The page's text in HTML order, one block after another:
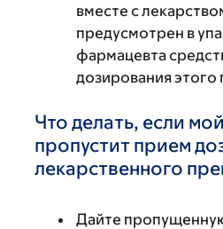
вместе с
предусмотрен в
фармацевта
дозирования этого
Что делать, если
пропустит прием
лекарственного
Дайте